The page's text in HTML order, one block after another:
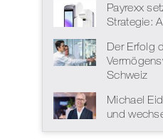
Payrexx
Strategie:
Der Erfolg
Schweiz
Michael
und